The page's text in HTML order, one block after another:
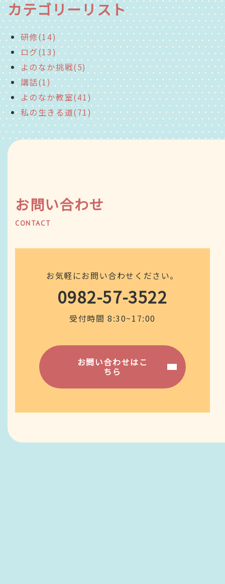
カテゴリーリスト
研修(14)
ログ(13)
よのなか挑戦(5)
講話(1)
よのなか教室(41)
私の生きる道(71)
お問い合わせ
CONTACT
お気軽にお問い合わせください。
0982-57-3522
受付時間 8:30~17:00
お問い合わせはこ
ちら